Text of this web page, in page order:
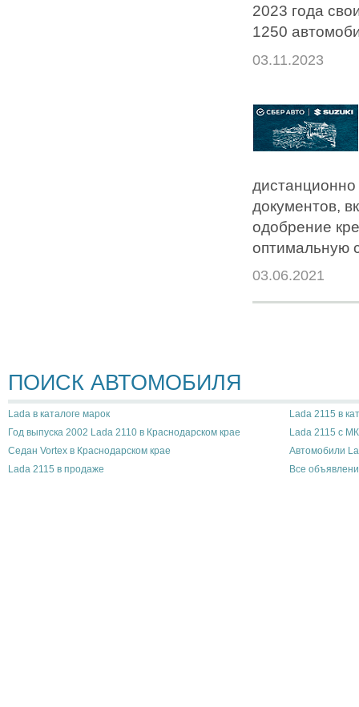
2023 года
1250
03.11.2023
документов,
одобрение
оптимальную
03.06.2021
ПОИСК АВТОМОБИЛЯ
Lada в каталоге марок
Lada 2115 в
Год выпуска 2002 Lada 2110 в Краснодарском крае
Lada 2115 с
Седан Vortex в Краснодарском крае
Автомобили
Lada 2115 в продаже
Все